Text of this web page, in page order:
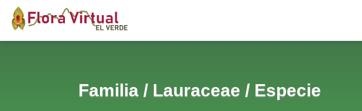
Familia / Lauraceae / Especie